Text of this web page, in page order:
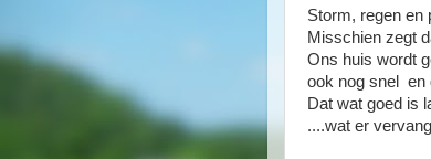
Storm, regen en
Misschien zegt
Ons huis wordt
ook nog snel en
Dat wat goed is
....wat er